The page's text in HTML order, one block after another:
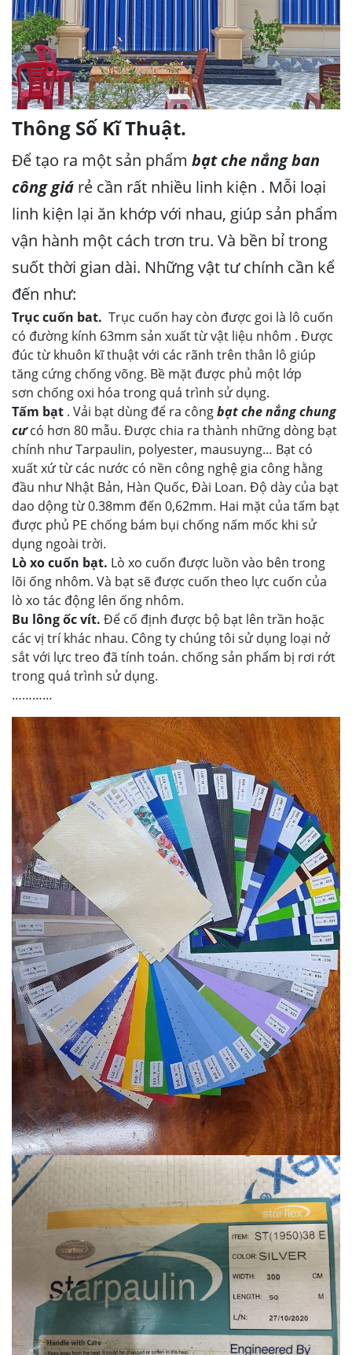
Thông Số Kĩ Thuật.
Để tạo ra một sản phẩm bạt che nắng ban
công giá rẻ cần rất nhiều linh kiện . Mỗi loại
linh kiện lại ăn khớp với nhau, giúp sản phẩm
vận hành một cách trơn tru. Và bền bỉ trong
suốt thời gian dài. Những vật tư chính cần kể
đến như:
Trục cuốn bat. Trục cuốn hay còn được goi là lô cuốn
có đường kính 63mm sản xuất từ vật liệu nhôm . Được
đúc từ khuôn kĩ thuật với các rãnh trên thân lô giúp
tăng cứng chống võng. Bề mặt được phủ một lớp
sơn chống oxi hóa trong quá trình sử dụng.
Tấm bạt . Vải bạt dùng để ra côngbạt che nắng chung
cưcó hơn 80 mẫu. Được chia ra thành những dòng bạt
chính như Tarpaulin, polyester, mausuyng… Bạt có
xuất xứ từ các nước có nền công nghệ gia công hằng
đầu như Nhật Bản, Hàn Quốc, Đài Loan. Độ dày của bạt
dao dộng từ 0.38mm đến 0,62mm. Hai mặt của tấm bạt
được phủ PE chống bám bụi chống nấm mốc khi sử
dụng ngoài trời.
Lò xo cuốn bạt. Lò xo cuốn được luồn vào bên trong
lõi ống nhôm. Và bạt sẽ được cuốn theo lực cuốn của
lò xo tác động lên ống nhôm.
Bu lông ốc vít. Để cố định được bộ bạt lên trần hoặc
các vị trí khác nhau. Công ty chúng tôi sử dụng loại nở
sắt với lực treo đã tính toán. chống sản phẩm bị rơi rớt
trong quá trình sử dụng.
…………